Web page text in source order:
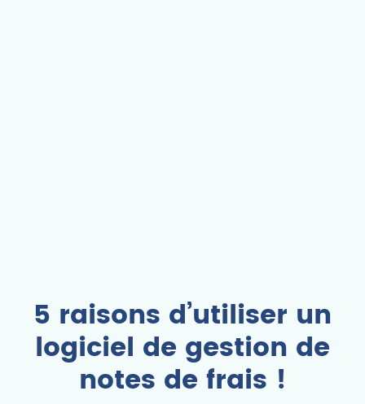
5 raisons d’utiliser un
logiciel de gestion de
notes de frais !